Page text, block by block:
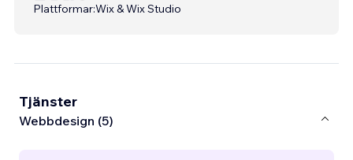
Plattformar:Wix & Wix Studio
Tjänster
Webbdesign (5)